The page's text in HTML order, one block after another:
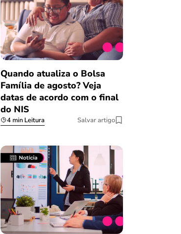
Quando atualiza o Bolsa
Família de agosto? Veja
datas de acordo com o final
do NIS
4 min Leitura Salvar artigo